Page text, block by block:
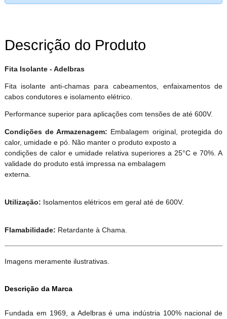
Descrição do Produto
Fita Isolante - Adelbras
Fita isolante anti-chamas para cabeamentos, enfaixamentos de
cabos condutores e isolamento elétrico.
Performance superior para aplicações com tensões de até 600V.
Condições de Armazenagem: Embalagem original, protegida do
calor, umidade e pó. Não manter o produto exposto a
condições de calor e umidade relativa superiores a 25°C e 70%. A
validade do produto está impressa na embalagem
externa.
Utilização: Isolamentos elétricos em geral até de 600V.
Flamabilidade: Retardante à Chama.
Imagens meramente ilustrativas.
Descrição da Marca
Fundada em 1969, a Adelbras é uma indústria 100% nacional de